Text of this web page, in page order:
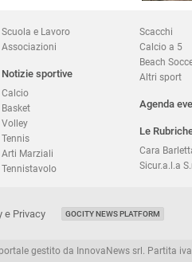
Scuola e Lavoro
Associazioni
Notizie sportive
Calcio
Basket
Volley
Tennis
Arti Marziali
Tennistavolo
Scacchi
Calcio a 5
Beach
Altri sport
Agenda
Le
Cara
Sicur.a.l.a
e Privacy GOCITY NEWS PLATFORM
gestito da InnovaNews srl. Partita